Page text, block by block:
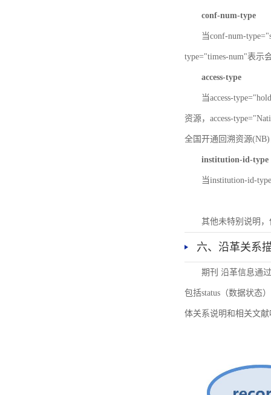
conf-num-type
当conf-num-
type="times-num"表示
access-type
当access-
资源，access-
全国开通回溯资源(NB)
institution-id-type
当institution-id-
其他未特别说明
六、沿革关系
期刊 沿革信息通
包括status（数据状态
体关系说明和相关文